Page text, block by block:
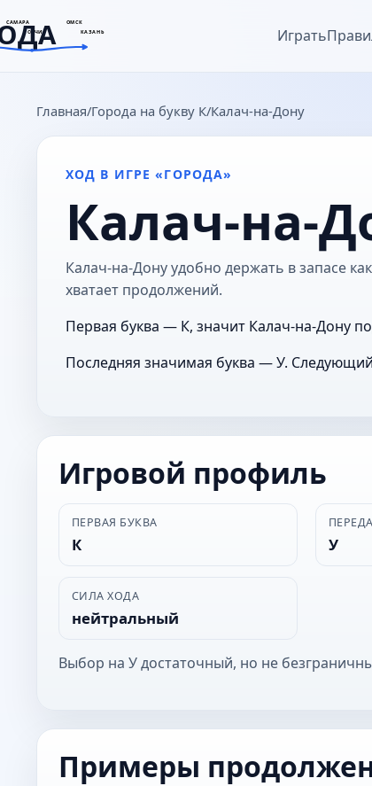
САМАРА ОМСК
СОЧИ КАЗАНЬ Играть
Главная Города на букву К Калач-на-Дону
ХОД В ИГРЕ «ГОРОДА»
Калач-на-
Калач-на-Дону удобно держать в запасе
хватает продолжений.
Первая буква — К, значит Калач-на-Дону
Последняя значимая буква — У.
Игровой профиль
ПЕРВАЯ БУКВА
К У
СИЛА ХОДА
нейтральный
Выбор на У достаточный, но не
Примеры